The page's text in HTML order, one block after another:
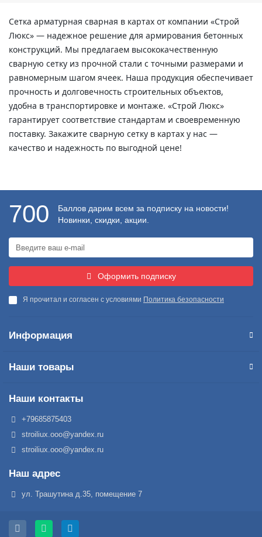
Сетка арматурная сварная в картах от компании «Строй
Люкс» — надежное решение для армирования бетонных
конструкций. Мы предлагаем высококачественную
сварную сетку из прочной стали с точными размерами и
равномерным шагом ячеек. Наша продукция обеспечивает
прочность и долговечность строительных объектов,
удобна в транспортировке и монтаже. «Строй Люкс»
гарантирует соответствие стандартам и своевременную
поставку. Закажите сварную сетку в картах у нас —
качество и надежность по выгодной цене!
700
Баллов дарим всем за подписку на новости!
Новинки, скидки, акции.
Оформить подписку
Я прочитал и согласен с условиями Политика безопасности
Информация
Наши товары
Наши контакты
+79685875403
stroiliux.ooo@yandex.ru
stroiliux.ooo@yandex.ru
Наш адрес
ул. Трашутина д.35, помещение 7